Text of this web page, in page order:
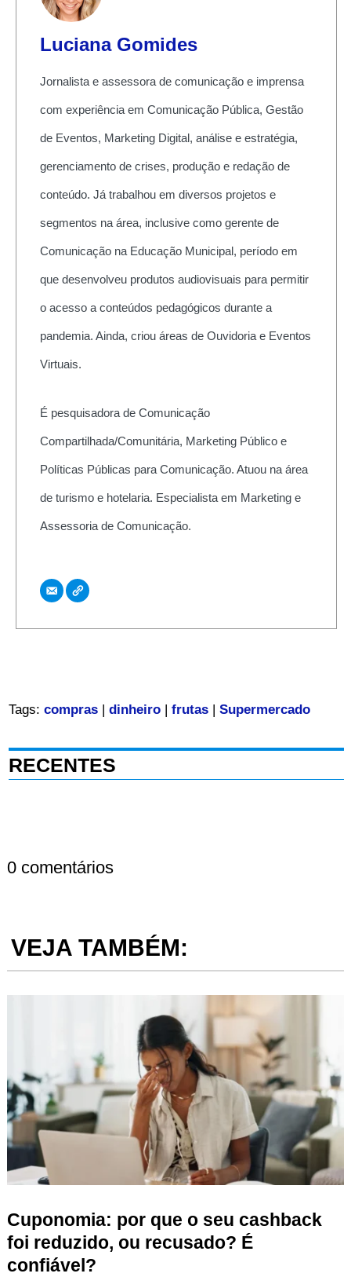
Luciana Gomides
Jornalista e assessora de comunicação e imprensa
com experiência em Comunicação Pública, Gestão
de Eventos, Marketing Digital, análise e estratégia,
gerenciamento de crises, produção e redação de
conteúdo. Já trabalhou em diversos projetos e
segmentos na área, inclusive como gerente de
Comunicação na Educação Municipal, período em
que desenvolveu produtos audiovisuais para permitir
o acesso a conteúdos pedagógicos durante a
pandemia. Ainda, criou áreas de Ouvidoria e Eventos
Virtuais.
É pesquisadora de Comunicação
Compartilhada/Comunitária, Marketing Público e
Políticas Públicas para Comunicação. Atuou na área
de turismo e hotelaria. Especialista em Marketing e
Assessoria de Comunicação.
Tags: compras| dinheiro| frutas| Supermercado
RECENTES
0 comentários
VEJA TAMBÉM:
Cuponomia: por que o seu cashback
foi reduzido, ou recusado? É
confiável?